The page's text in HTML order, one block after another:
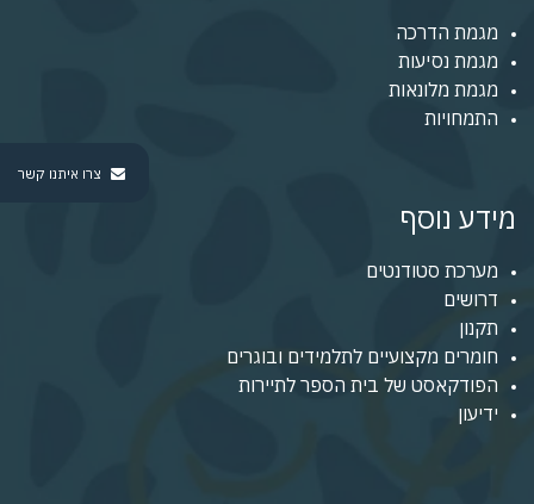
צרו איתנו קשר
מגמת הדרכה
מגמת נסיעות
מגמת מלונאות
התמחויות
מידע נוסף
מערכת סטודנטים
דרושים
תקנון
חומרים מקצועיים לתלמידים ובוגרים
הפודקאסט של בית הספר לתיירות
ידיעון